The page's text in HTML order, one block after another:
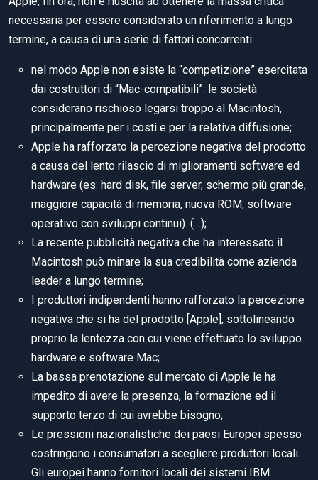
necessaria per essere considerato un riferimento a lungo
termine, a causa di una serie di fattori concorrenti:
nel modo Apple non esiste la “competizione” esercitata
dai costruttori di “Mac-compatibili”: le società
considerano rischioso legarsi troppo al Macintosh,
principalmente per i costi e per la relativa diffusione;
Apple ha rafforzato la percezione negativa del prodotto
a causa del lento rilascio di miglioramenti software ed
hardware (es: hard disk, file server, schermo più grande,
maggiore capacità di memoria, nuova ROM, software
operativo con sviluppi continui). (…);
La recente pubblicità negativa che ha interessato il
Macintosh può minare la sua credibilità come azienda
leader a lungo termine;
I produttori indipendenti hanno rafforzato la percezione
negativa che si ha del prodotto [Apple], sottolineando
proprio la lentezza con cui viene effettuato lo sviluppo
hardware e software Mac;
La bassa prenotazione sul mercato di Apple le ha
impedito di avere la presenza, la formazione ed il
supporto terzo di cui avrebbe bisogno;
Le pressioni nazionalistiche dei paesi Europei spesso
costringono i consumatori a scegliere produttori locali.
Gli europei hanno fornitori locali dei sistemi IBM